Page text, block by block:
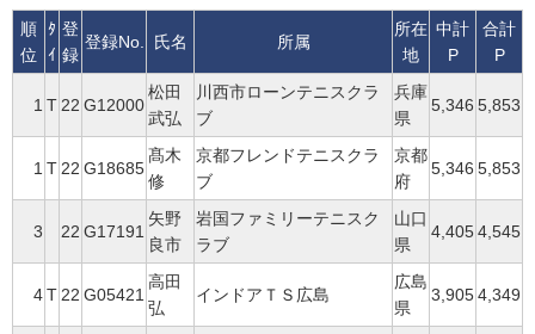
順
位
ﾀ
ｲ
登
録
登録No. 氏名 所属
所在
地
中計
P
合計
P
1 T 22 G12000
松田
武弘
川西市ローンテニスクラ
ブ
兵庫
県
5,346 5,853
1 T 22 G18685
髙木
修
京都フレンドテニスクラ
ブ
京都
府
5,346 5,853
3 22 G17191
矢野
良市
岩国ファミリーテニスク
ラブ
山口
県
4,4054,545
4T 22 G05421
高田
弘
インドアＴＳ広島
広島
県
3,9054,349